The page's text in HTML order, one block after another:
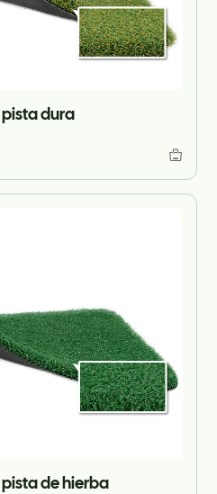
dura
de hierba